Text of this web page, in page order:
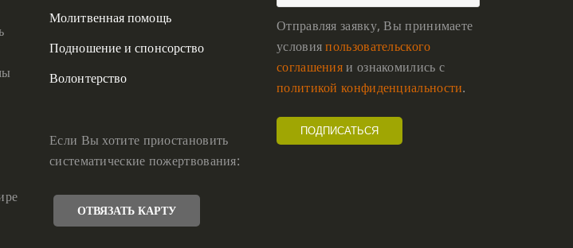
Молитвенная помощь
Подношение и спонсорство
Волонтерство
Если Вы хотите приостановить
систематические пожертвования:
ОТВЯЗАТЬ КАРТУ
Отправляя заявку, Вы принимаете
условияпользовательского
соглашенияи ознакомились с
политикой конфиденциальности.